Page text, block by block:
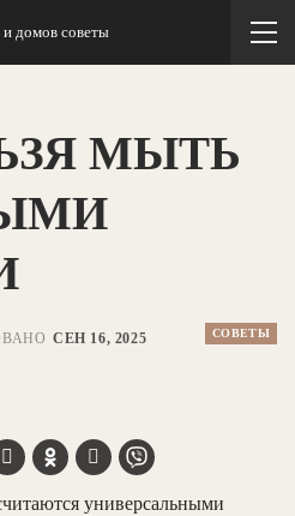
и домов советы
МЫТЬ
СОВЕТЫ
СЕН 16, 2025
универсальными